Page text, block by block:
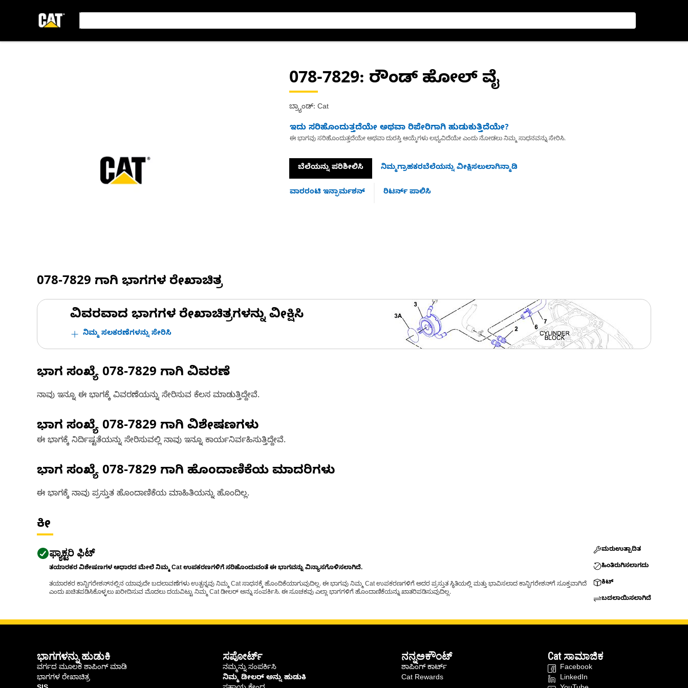
078-7829: ರೌಂಡ್ ಹೋಲ್ ವೈ
ಬ್ರ್ಯಾಂಡ್: Cat
ಇದು ಸರಿಹೊಂದುತ್ತದೆಯೇ ಅಥವಾ ರಿಪೇರಿಗಾಗಿ ಹುಡುಕುತ್ತಿದೆಯೇ?
ಈ ಭಾಗವು ಸರಿಹೊಂದುತ್ತದೆಯೇ ಅಥವಾ ದುರಸ್ತಿ ಆಯ್ಕೆಗಳು ಲಭ್ಯವಿದೆಯೇ ಎಂದು ನೋಡಲು ನಿಮ್ಮ ಸಾಧನವನ್ನು ಸೇರಿಸಿ.
ಬೆಲೆಯನ್ನು ಪರಿಶೀಲಿಸಿ ನಿಮ್ಮಗ್ರಾಹಕರಬೆಲೆಯನ್ನು ವೀಕ್ಷಿಸಲುಲಾಗಿನ್ಮಾಡಿ
ವಾರರಂಟಿ ಇನ್ಫಾರ್ಮಶನ್ ರಿಟರ್ನ್ ಪಾಲಿಸಿ
078-7829 ಗಾಗಿ ಭಾಗಗಳ ರೇಖಾಚಿತ್ರ
ವಿವರವಾದ ಭಾಗಗಳ ರೇಖಾಚಿತ್ರಗಳನ್ನು ವೀಕ್ಷಿಸಿ
ನಿಮ್ಮ ಸಲಕರಣೆಗಳನ್ನು ಸೇರಿಸಿ
ಭಾಗ ಸಂಖ್ಯೆ 078-7829 ಗಾಗಿ ವಿವರಣೆ
ನಾವು ಇನ್ನೂ ಈ ಭಾಗಕ್ಕೆ ವಿವರಣೆಯನ್ನು ಸೇರಿಸುವ ಕೆಲಸ ಮಾಡುತ್ತಿದ್ದೇವೆ.
ಭಾಗ ಸಂಖ್ಯೆ 078-7829 ಗಾಗಿ ವಿಶೇಷಣಗಳು
ಈ ಭಾಗಕ್ಕೆ ನಿರ್ದಿಷ್ಟತೆಯನ್ನು ಸೇರಿಸುವಲ್ಲಿ ನಾವು ಇನ್ನೂ ಕಾರ್ಯನಿರ್ವಹಿಸುತ್ತಿದ್ದೇವೆ.
ಭಾಗ ಸಂಖ್ಯೆ 078-7829 ಗಾಗಿ ಹೊಂದಾಣಿಕೆಯ ಮಾದರಿಗಳು
ಈ ಭಾಗಕ್ಕೆ ನಾವು ಪ್ರಸ್ತುತ ಹೊಂದಾಣಿಕೆಯ ಮಾಹಿತಿಯನ್ನು ಹೊಂದಿಲ್ಲ.
ಕೀ
ಫ್ಯಾಕ್ಟರಿ ಫಿಟ್
ತಯಾರಕರ ವಿಶೇಷಣಗಳ ಆಧಾರದ ಮೇಲೆ ನಿಮ್ಮ Cat ಉಪಕರಣಗಳಿಗೆ ಸರಿಹೊಂದುವಂತೆ ಈ ಭಾಗವನ್ನು ವಿನ್ಯಾಸಗೊಳಿಸಲಾಗಿದೆ.
ತಯಾರಕರ ಕಾನ್ಫಿಗರೇಶನ್‌ನಲ್ಲಿನ ಯಾವುದೇ ಬದಲಾವಣೆಗಳು ಉತ್ಪನ್ನವು ನಿಮ್ಮ Cat ಸಾಧನಕ್ಕೆ ಹೊಂದಿಕೆಯಾಗುವುದಿಲ್ಲ. ಈ ಭಾಗವು ನಿಮ್ಮ Cat ಉಪಕರಣಗಳಿಗೆ ಅದರ ಪ್ರಸ್ತುತ ಸ್ಥಿತಿಯಲ್ಲಿ ಮತ್ತು ಭಾವಿಸಲಾದ ಕಾನ್ಫಿಗರೇಶನ್‌ಗೆ ಸೂಕ್ತವಾಗಿದೆ
ಎಂದು ಖಚಿತಪಡಿಸಿಕೊಳ್ಳಲು ಖರೀದಿಸುವ ಮೊದಲು ದಯವಿಟ್ಟು ನಿಮ್ಮ Cat ಡೀಲರ್ ಅನ್ನು ಸಂಪರ್ಕಿಸಿ. ಈ ಸೂಚಕವು ಎಲ್ಲಾ ಭಾಗಗಳಿಗೆ ಹೊಂದಾಣಿಕೆಯನ್ನು ಖಾತರಿಪಡಿಸುವುದಿಲ್ಲ.
ಮರುಉತ್ಪಾದಿತ
ಹಿಂತಿರುಗಿಸಲಾಗದು
ಕಿಟ್
ಬದಲಾಯಿಸಲಾಗಿದೆ
ಭಾಗಗಳನ್ನು ಹುಡುಕಿ
ವರ್ಗದ ಮೂಲಕ ಶಾಪಿಂಗ್ ಮಾಡಿ
ಭಾಗಗಳ ರೇಖಾಚಿತ್ರ
ಸಪೋರ್ಟ್
ನಮ್ಮನ್ನು ಸಂಪರ್ಕಿಸಿ
ನಿಮ್ಮ ಡೀಲರ್ ಅನ್ನು ಹುಡುಕಿ
ನನ್ನಅಕೌಂಟ್
ಶಾಪಿಂಗ್ ಕಾರ್ಟ್
Cat Rewards
Cat ಸಾಮಾಜಿಕ
Facebook
LinkedIn